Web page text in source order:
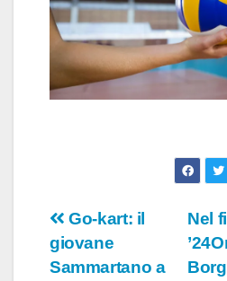
Navigazione
articoli
Nel
Go-kart: il
giovane
Sammartano a